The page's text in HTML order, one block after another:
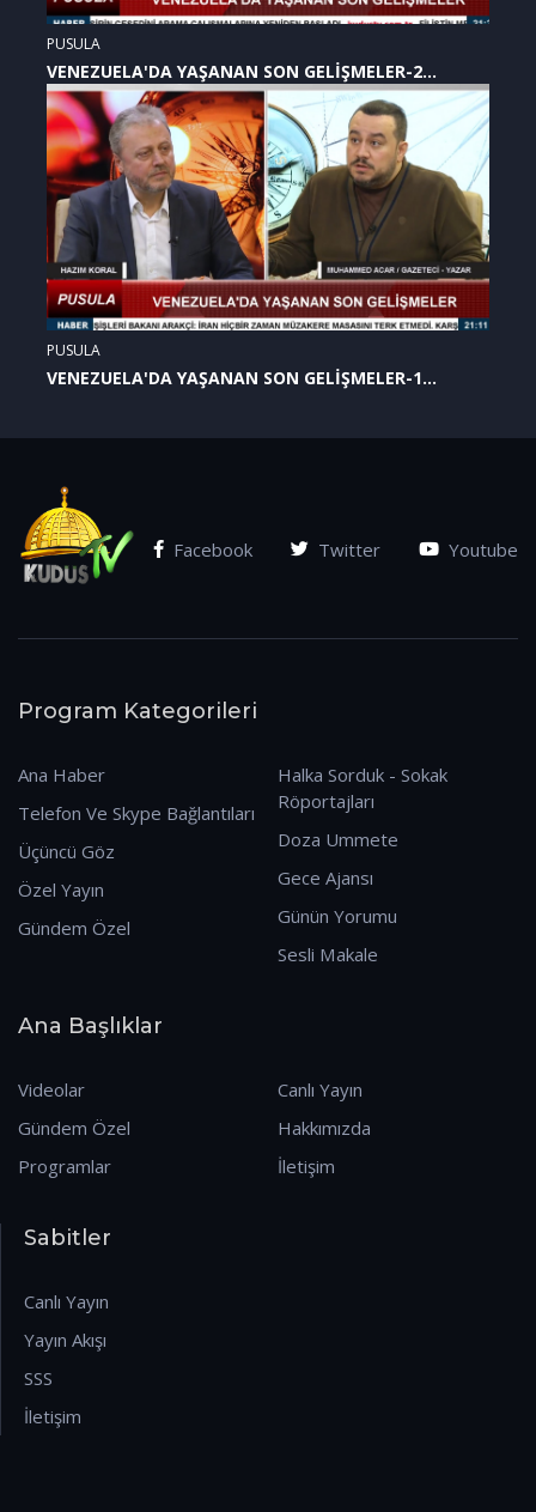
PUSULA
VENEZUELA'DA YAŞANAN SON GELİŞMELER-2
(07.01.2026)
PUSULA
VENEZUELA'DA YAŞANAN SON GELİŞMELER-1
Facebook Twitter Youtube
Program Kategorileri
Ana Haber
Telefon Ve Skype Bağlantıları
Üçüncü Göz
Özel Yayın
Gündem Özel
Halka Sorduk - Sokak
Röportajları
Doza Ummete
Gece Ajansı
Günün Yorumu
Sesli Makale
Ana Başlıklar
Videolar
Gündem Özel
Programlar
Canlı Yayın
Hakkımızda
İletişim
Sabitler
Canlı Yayın
Yayın Akışı
SSS
İletişim